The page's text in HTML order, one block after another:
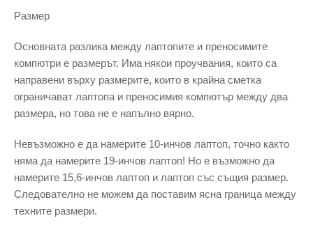
Размер
Основната разлика между лаптопите и преносимите
компютри е размерът. Има някои проучвания, които са
направени върху размерите, които в крайна сметка
ограничават лаптопа и преносимия компютър между два
размера, но това не е напълно вярно.
Невъзможно е да намерите 10-инчов лаптоп, точно както
няма да намерите 19-инчов лаптоп! Но е възможно да
намерите 15,6-инчов лаптоп и лаптоп със същия размер.
Следователно не можем да поставим ясна граница между
техните размери.